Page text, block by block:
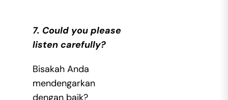
7. Could you please
listen carefully?
Bisakah Anda
mendengarkan
dengan baik?